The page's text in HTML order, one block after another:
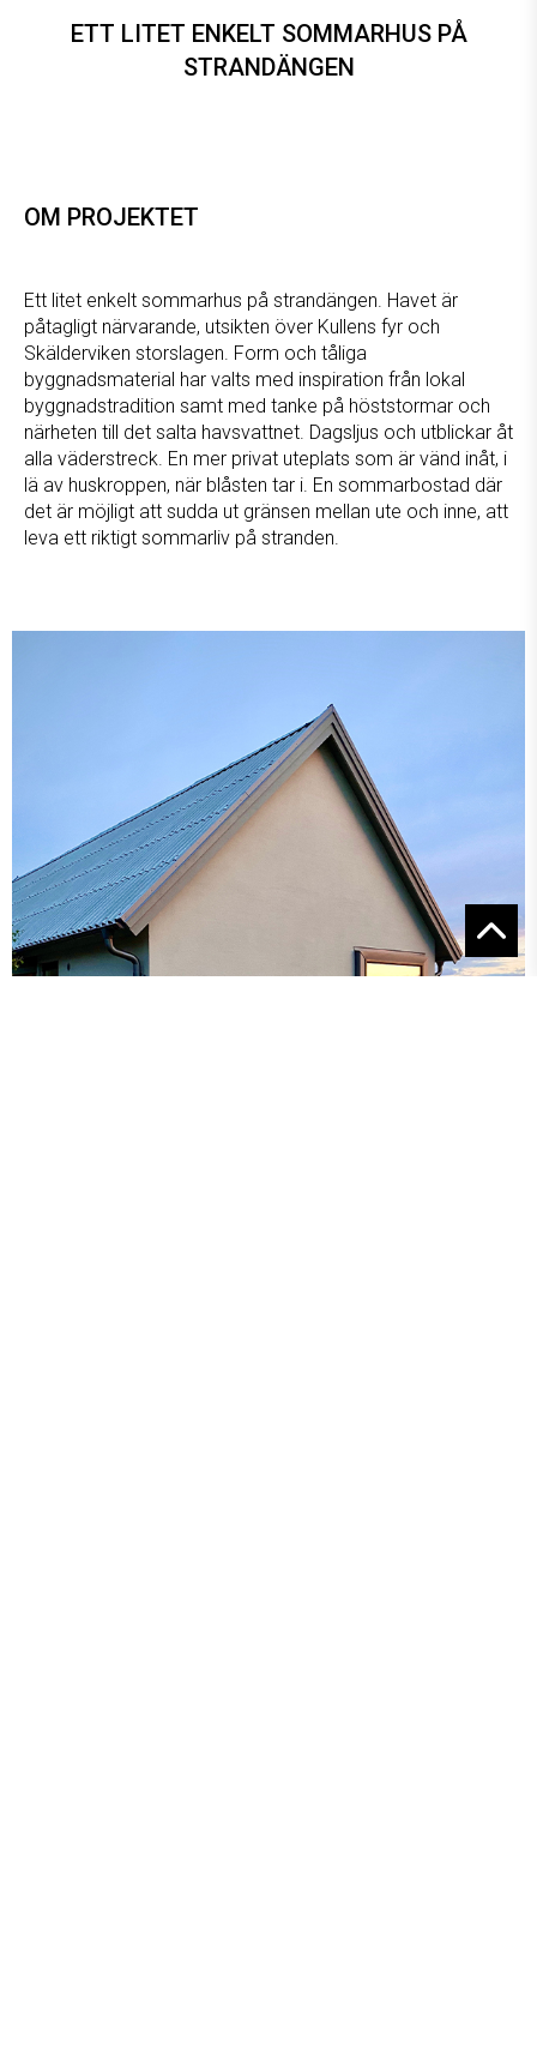
ETT LITET ENKELT SOMMARHUS PÅ
STRANDÄNGEN
OM PROJEKTET
Ett litet enkelt sommarhus på strandängen. Havet är
påtagligt närvarande, utsikten över Kullens fyr och
Skälderviken storslagen. Form och tåliga
byggnadsmaterial har valts med inspiration från lokal
byggnadstradition samt med tanke på höststormar och
närheten till det salta havsvattnet. Dagsljus och utblickar åt
alla väderstreck. En mer privat uteplats som är vänd inåt, i
lä av huskroppen, när blåsten tar i. En sommarbostad där
det är möjligt att sudda ut gränsen mellan ute och inne, att
leva ett riktigt sommarliv på stranden.